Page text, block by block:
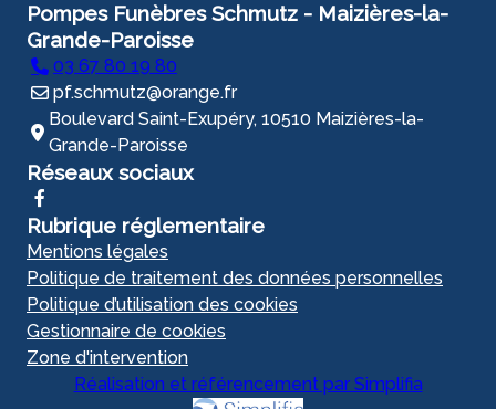
Pompes Funèbres Schmutz - Maizières-la-
Grande-Paroisse
03 67 80 19 80
pf.schmutz@orange.fr
Boulevard Saint-Exupéry, 10510 Maizières-la-
Grande-Paroisse
Réseaux sociaux
Rubrique réglementaire
Mentions légales
Politique de traitement des données personnelles
Politique d’utilisation des cookies
Gestionnaire de cookies
Zone d'intervention
Réalisation et référencement par Simplifia